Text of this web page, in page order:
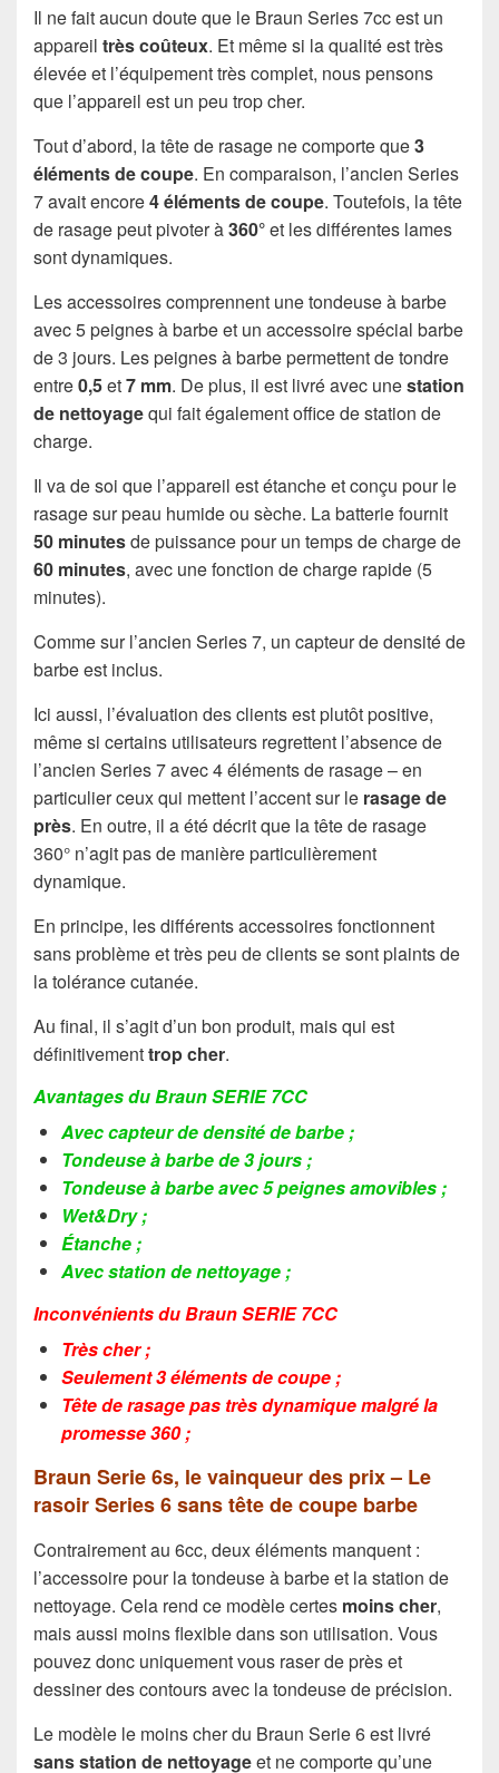
Il ne fait aucun doute que le Braun Series 7cc est un
appareil très coûteux. Et même si la qualité est très
élevée et l’équipement très complet, nous pensons
que l’appareil est un peu trop cher.
Tout d’abord, la tête de rasage ne comporte que3
éléments de coupe. En comparaison, l’ancien Series
7 avait encore4 éléments de coupe. Toutefois, la tête
de rasage peut pivoter à360°et les différentes lames
sont dynamiques.
Les accessoires comprennent une tondeuse à barbe
avec 5 peignes à barbe et un accessoire spécial barbe
de 3 jours. Les peignes à barbe permettent de tondre
entre0,5et7 mm. De plus, il est livré avec unestation
de nettoyagequi fait également office de station de
charge.
Il va de soi que l’appareil est étanche et conçu pour le
rasage sur peau humide ou sèche. La batterie fournit
50 minutesde puissance pour un temps de charge de
60 minutes, avec une fonction de charge rapide (5
minutes).
Comme sur l’ancien Series 7, un capteur de densité de
barbe est inclus.
Ici aussi, l’évaluation des clients est plutôt positive,
même si certains utilisateurs regrettent l’absence de
l’ancien Series 7 avec 4 éléments de rasage – en
particulier ceux qui mettent l’accent sur le rasage de
près. En outre, il a été décrit que la tête de rasage
360° n’agit pas de manière particulièrement
dynamique.
En principe, les différents accessoires fonctionnent
sans problème et très peu de clients se sont plaints de
la tolérance cutanée.
Au final, il s’agit d’un bon produit, mais qui est
définitivementtrop cher.
Avantages du Braun SERIE 7CC
Avec capteur de densité de barbe ;
Tondeuse à barbe de 3 jours ;
Tondeuse à barbe avec 5 peignes amovibles ;
Wet&Dry ;
Étanche ;
Avec station de nettoyage ;
Inconvénients du Braun SERIE 7CC
Très cher ;
Seulement 3 éléments de coupe ;
Tête de rasage pas très dynamique malgré la
promesse 360 ;
Braun Serie 6s, le vainqueur des prix – Le
rasoir Series 6 sans tête de coupe barbe
Contrairement au 6cc, deux éléments manquent :
l’accessoire pour la tondeuse à barbe et la station de
nettoyage. Cela rend ce modèle certes moins cher,
mais aussi moins flexible dans son utilisation. Vous
pouvez donc uniquement vous raser de près et
dessiner des contours avec la tondeuse de précision.
Le modèle le moins cher du Braun Serie 6 est livré
sans station de nettoyageet ne comporte qu’une